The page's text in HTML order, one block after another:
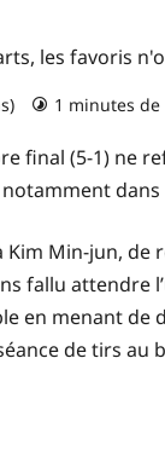
les favoris
1 minutes
final (5-1)
Min-jun,
fallu
en menant
de tirs au